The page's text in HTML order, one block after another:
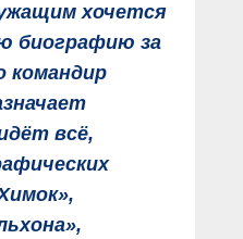
хочется
биографию за
командир
всё,